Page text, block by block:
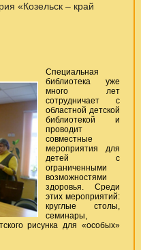
«Козельск – край
Специальная
библиотека уже
много лет
сотрудничает с
областной детской
библиотекой и
проводит
совместные
мероприятия для
детей с
ограниченными
возможностями
здоровья. Среди
этих мероприятий:
круглые столы,
семинары,
рисунка для «особых»